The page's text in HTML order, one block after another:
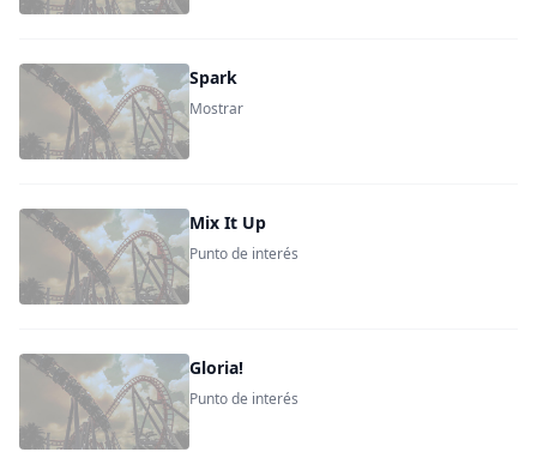
Spark
Mostrar
Mix It Up
Punto de interés
Gloria!
Punto de interés